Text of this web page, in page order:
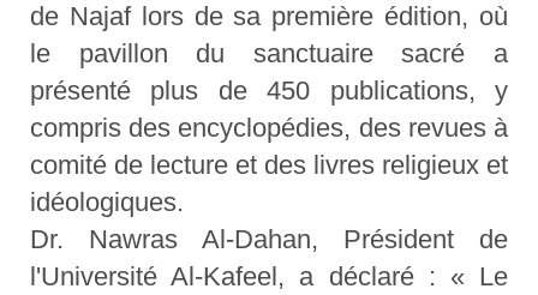
de Najaf lors de sa première édition, où
le pavillon du sanctuaire sacré a
présenté plus de 450 publications, y
compris des encyclopédies, des revues à
comité de lecture et des livres religieux et
idéologiques.
Dr. Nawras Al-Dahan, Président de
l'Université Al-Kafeel, a déclaré : « Le